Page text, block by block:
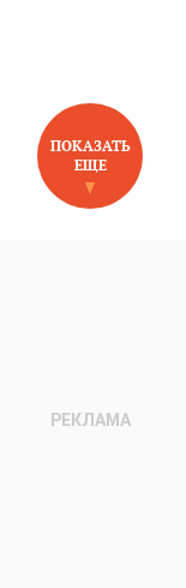
НОВОЕ НА САЙТЕ
ПОКАЗАТЬ
ЕЩЕ